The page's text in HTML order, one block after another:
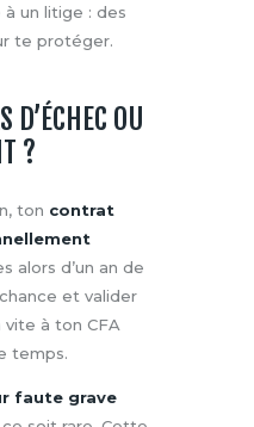
un litige : des
te protéger.
D’ÉCHEC OU
?
ton contrat
alors d’un an de
et valider
à ton CFA
temps.
faute grave